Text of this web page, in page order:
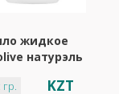
жидкое
натурэль
гр. KZT